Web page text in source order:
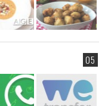
05